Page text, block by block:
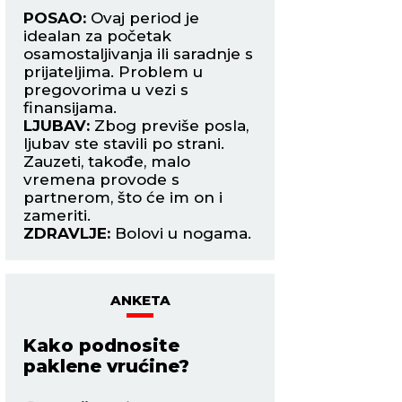
POSAO: Ovaj period je
idealan za početak
osamostaljivanja ili saradnje s
prijateljima. Problem u
pregovorima u vezi s
finansijama.
LJUBAV: Zbog previše posla,
ljubav ste stavili po strani.
Zauzeti, takođe, malo
vremena provode s
partnerom, što će im on i
zameriti.
ZDRAVLJE: Bolovi u nogama.
ANKETA
Kako podnosite
paklene vrućine?